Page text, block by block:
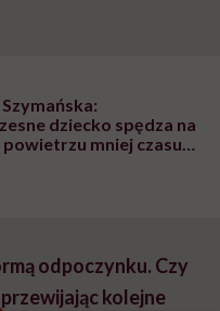
dziecko spędza na
mniej czasu
odpoczynku. Czy
kolejne